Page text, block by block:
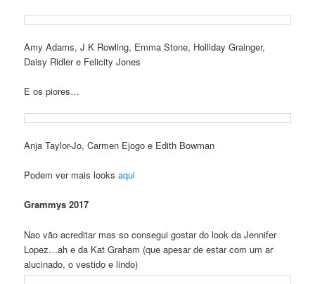
Amy Adams, J K Rowling, Emma Stone, Holliday Grainger,
Daisy Ridler e Felicity Jones
E os piores…
Anja Taylor-Jo, Carmen Ejogo e Edith Bowman
Podem ver mais looksaqui
Grammys 2017
Nao vão acreditar mas so consegui gostar do look da Jennifer
Lopez…ah e da Kat Graham (que apesar de estar com um ar
alucinado, o vestido e lindo)